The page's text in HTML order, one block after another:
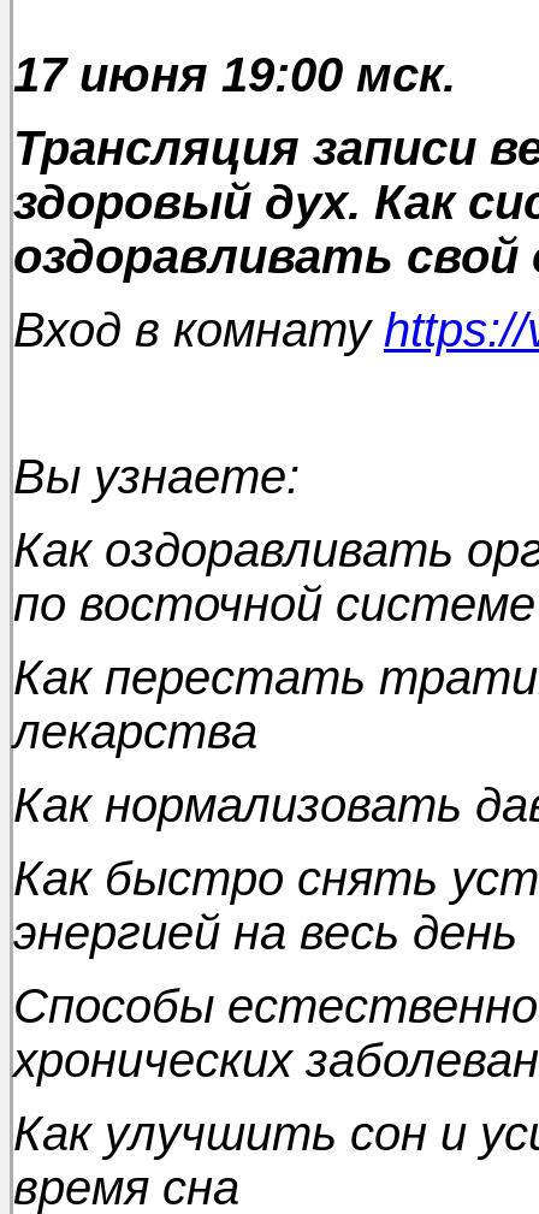
17 июня 19:00 мск.
Трансляция записи
здоровый дух. Как
оздоравливать
Вход в комнату
Вы узнаете:
Как оздоравливать
по восточной
Как перестать
лекарства
Как нормализовать
Как быстро снять
энергией на весь день
Способы
хронических
Как улучшить сон и
время сна